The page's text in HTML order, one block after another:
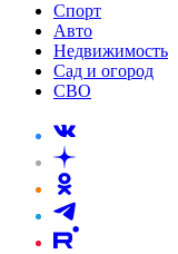
Спорт
Авто
Недвижимость
Сад и огород
СВО